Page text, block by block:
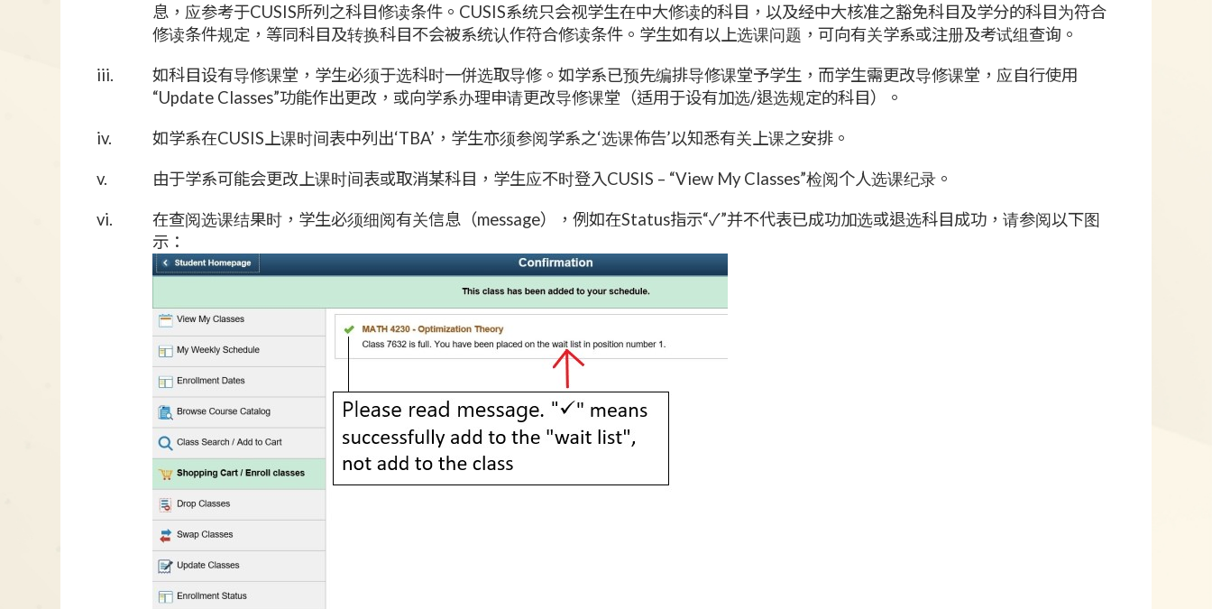
息，应参考于CUSIS所列之科目修读条件。CUSIS系统只会视学生在中大修读的科目，以及经中大核准之豁免科目及学分的科目为符合
修读条件规定，等同科目及转换科目不会被系统认作符合修读条件。学生如有以上选课问题，可向有关学系或注册及考试组查询。
iii.
如科目设有导修课堂，学生必须于选科时一併选取导修。如学系已预先编排导修课堂予学生，而学生需更改导修课堂，应自行使用
“Update Classes”功能作出更改，或向学系办理申请更改导修课堂（适用于设有加选/退选规定的科目）。
iv. 如学系在CUSIS上课时间表中列出‘TBA’，学生亦须参阅学系之‘选课佈告’以知悉有关上课之安排。
v. 由于学系可能会更改上课时间表或取消某科目，学生应不时登入CUSIS – “View My Classes”检阅个人选课纪录。
vi.
在查阅选课结果时，学生必须细阅有关信息（message），例如在Status指示“✓”并不代表已成功加选或退选科目成功，请参阅以下图
示：